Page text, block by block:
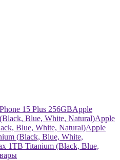
15 Plus 256GBApple
Blue, White, Natural)Apple
Blue, White, Natural)Apple
(Black, Blue, White,
1TB Titanium (Black, Blue,